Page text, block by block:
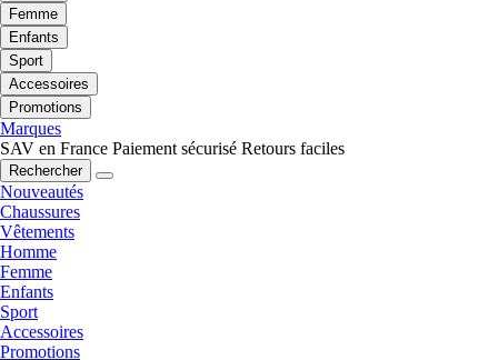
Femme
Enfants
Sport
Accessoires
Promotions
Marques
SAV en France Paiement sécurisé Retours faciles
Rechercher
Nouveautés
Chaussures
Vêtements
Homme
Femme
Enfants
Sport
Accessoires
Promotions